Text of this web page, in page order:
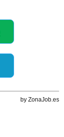
by ZonaJob.es